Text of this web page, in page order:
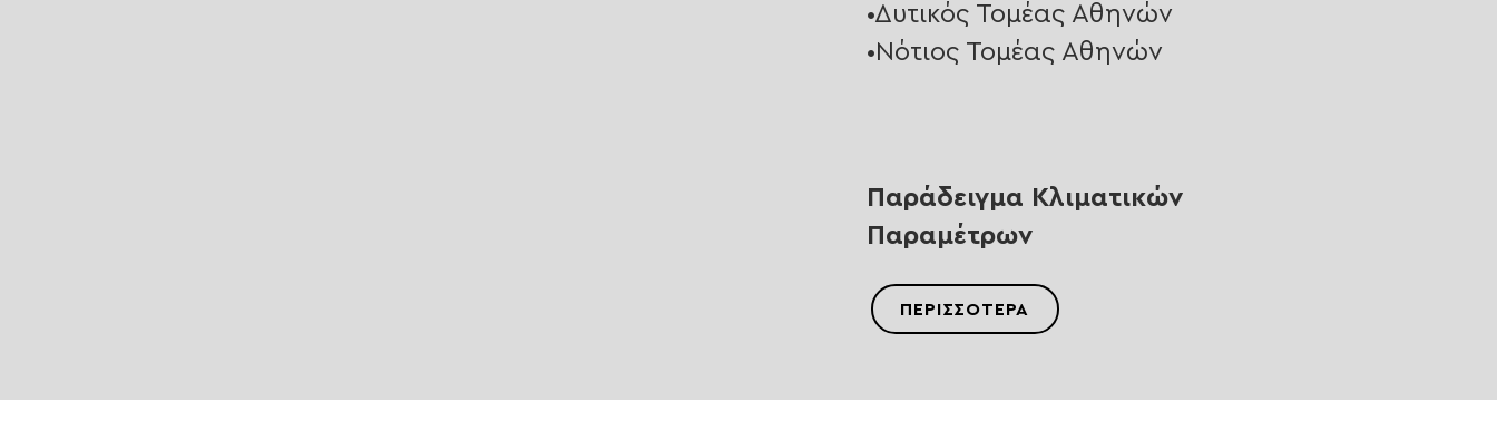
•Δυτικός Τομέας Αθηνών
•Νότιος Τομέας Αθηνών
Παράδειγμα Κλιματικών
Παραμέτρων
ΠΕΡΙΣΣΟΤΕΡΑ